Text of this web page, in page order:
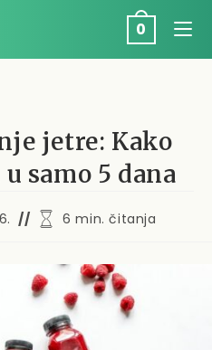
0
jetre: Kako
samo 5 dana
Reading time:6 min. čitanja